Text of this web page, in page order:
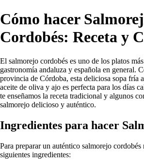
Cómo hacer
Cordobés: Receta y
El salmorejo cordobés es uno de los platos
gastronomía andaluza y española en general.
provincia de Córdoba, esta deliciosa sopa fría
aceite de oliva y ajo es perfecta para los días
te enseñamos la receta tradicional y algunos
salmorejo delicioso y auténtico.
Ingredientes para hacer
Para preparar un auténtico salmorejo cordobés
siguientes ingredientes: